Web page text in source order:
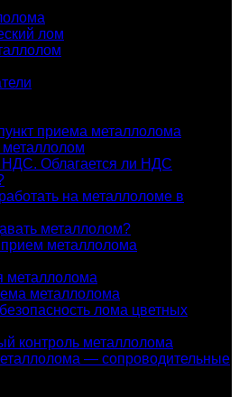
лом
приема металлолома
Облагается ли НДС
на металлоломе в
металлолом?
металлолома
металлолома
металлолома
лома цветных
контроль металлолома
— сопроводительные